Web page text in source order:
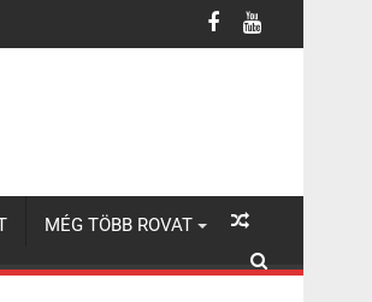
MÉG TÖBB ROVAT